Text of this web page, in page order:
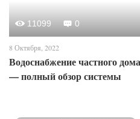
11099 0
8 Октября, 2022
Водоснабжение частного
— полный обзор системы